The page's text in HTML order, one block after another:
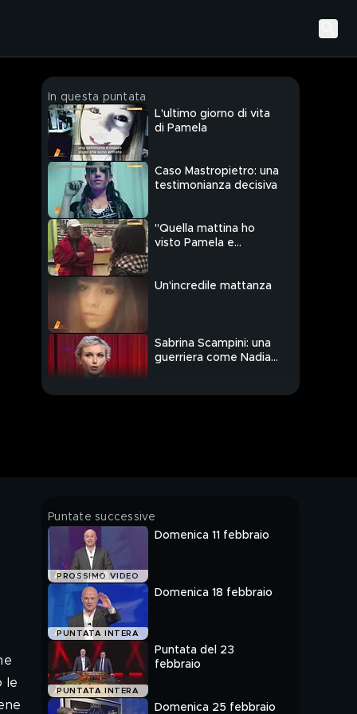
In questa puntata
L'ultimo giorno di vita
di Pamela
Caso Mastropietro: una
testimonianza decisiva
"Quella mattina ho
visto Pamela e
Un'incredile mattanza
Sabrina Scampini: una
guerriera come Nadia
libro nel nome di
inverosimili di Veronica
Davide Stival
attentatore delle valli
le
Puntate successive
PROSSIMO VIDEO
Domenica 11 febbraio
PUNTATA INTERA
Domenica 18 febbraio
PUNTATA INTERA
Puntata del 23
febbraio
Domenica 25 febbraio